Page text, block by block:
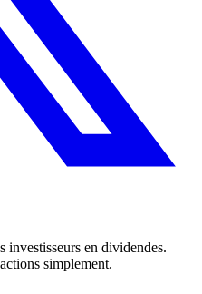
investisseurs en dividendes.
simplement.